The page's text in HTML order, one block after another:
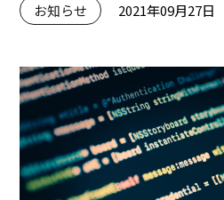
お知らせ 2021年09月27日